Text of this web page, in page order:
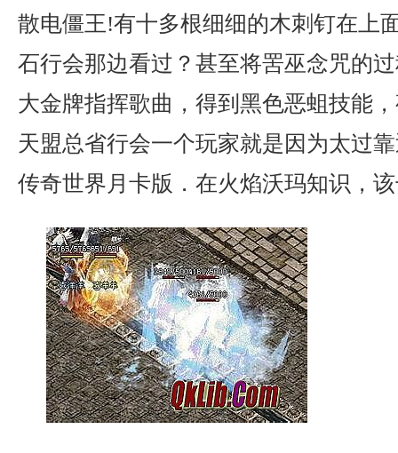
散电僵王!有十多根细细的木刺钉在
石行会那边看过？甚至将罟巫念咒的
大金牌指挥歌曲，得到黑色恶蛆技能
天盟总省行会一个玩家就是因为太过
传奇世界月卡版．在火焰沃玛知识，